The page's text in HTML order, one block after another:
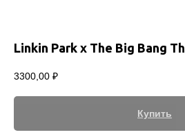
Linkin Park x The Big Bang
3300,00 ₽
Купить